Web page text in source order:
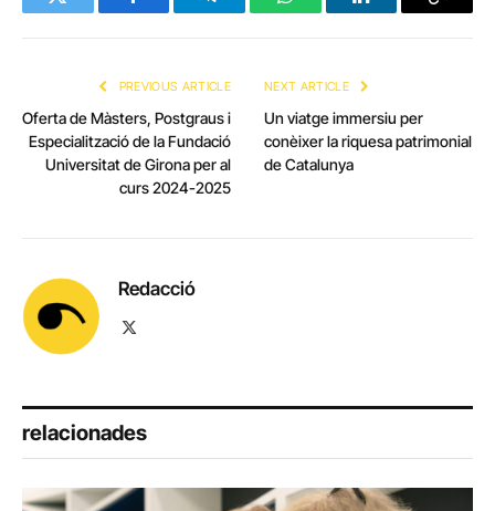
Twitter FacebookTelegramWhatsAppLinkedInCopy
PREVIOUS ARTICLE
Oferta de Màsters, Postgraus i
Especialització de la Fundació
Universitat de Girona per al
curs 2024-2025
NEXT ARTICLE
Un viatge immersiu per
conèixer la riquesa patrimonial
de Catalunya
Redacció
relacionades